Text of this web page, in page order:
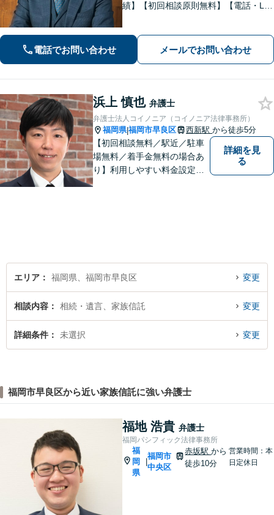
績】【初回相談原則無料】【電話・LIN
ださい【休日・夜間相談可】
電話でお問い合わせ メールでお問い合わせ
浜上 慎也 弁護士
弁護士法人コイノニア（コイノニア法律事務所）
福岡県|福岡市早良区 西新駅 から徒歩5分
【初回相談無料／駅近／駐車
場無料／着手金無料の場合あ
り】利用しやすい料金設定に
す。
詳細を見
る
エリア 福岡県、福岡市早良区 変更
相談内容 相続・遺言、家族信託 変更
詳細条件 未選択 変更
福岡市早良区から近い家族信託に強い弁護士
福地 浩貴 弁護士
福岡パシフィック法律事務所
福
岡
県
福岡市
中央区
赤坂駅から
徒歩10分
営業時間：本
日定休日